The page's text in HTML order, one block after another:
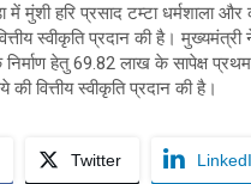
में मुंशी हरि प्रसाद टम्टा धर्मशाला और
स्वीकृति प्रदान की है। मुख्यमंत्री
हेतु 69.82 लाख के सापेक्ष
वित्तीय स्वीकृति प्रदान की है।
Twitter